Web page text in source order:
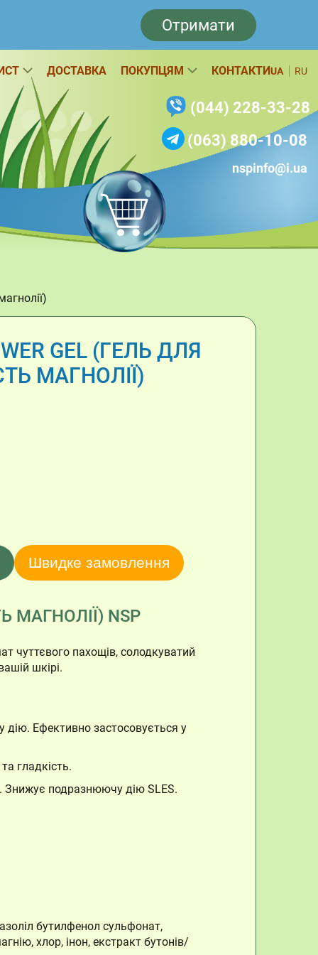
ДОСТАВКА ПОКУПЦЯМ КОНТАКТИUA RU
(044) 228-33-28
(063) 880-10-08
nspinfo@i.ua
Отримати
GEL (ГЕЛЬ ДЛЯ
МАГНОЛІЇ)
Швидке замовлення
МАГНОЛІЇ) NSP
чуттєвого пахощів, солодкуватий
шкірі.
Ефективно застосовується у
гладкість.
Знижує подразнюючу дію SLES.
бутилфенол сульфонат,
хлор, інон, екстракт бутонів/